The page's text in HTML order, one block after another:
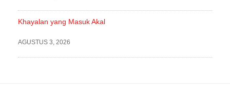
Khayalan yang Masuk Akal
AGUSTUS 3, 2026